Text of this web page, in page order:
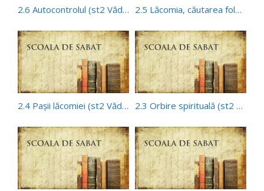
2.6 Autocontrolul (st2 Văd, vreau, iau) 2.5 Lăcomia, căutarea folosului propriu (st2 Văd, vreau, iau)
2.4 Paşii lăcomiei (st2 Văd, vreau, iau) 2.3 Orbire spirituală (st2 Văd, vreau, iau)